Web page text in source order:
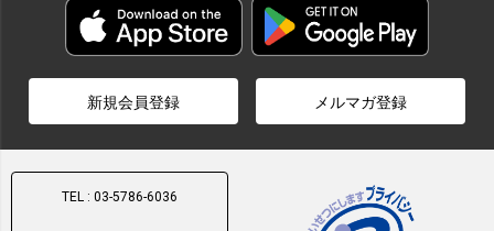
新規会員登録 メルマガ登録
TEL : 03-5786-6036